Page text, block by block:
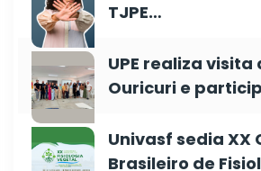
TJPE…
UPE realiza
Ouricuri e
Univasf sedia XX
Brasileiro de